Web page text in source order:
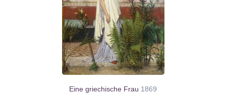
Eine griechische Frau 1869